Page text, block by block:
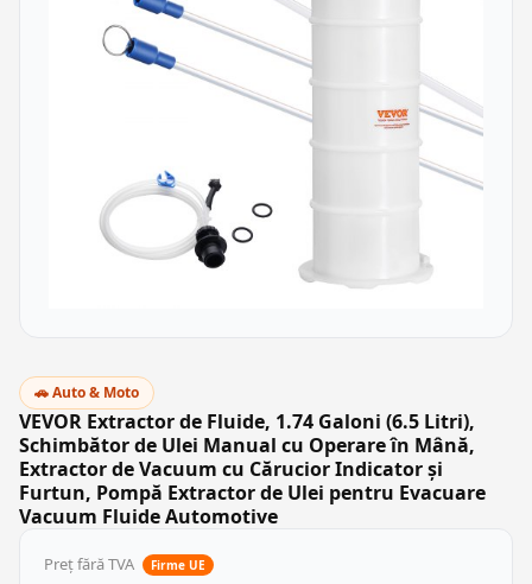
🚗 Auto & Moto
VEVOR Extractor de Fluide, 1.74 Galoni (6.5 Litri),
Schimbător de Ulei Manual cu Operare în Mână,
Extractor de Vacuum cu Cărucior Indicator și
Furtun, Pompă Extractor de Ulei pentru Evacuare
Vacuum Fluide Automotive
Preț fără TVA Firme UE